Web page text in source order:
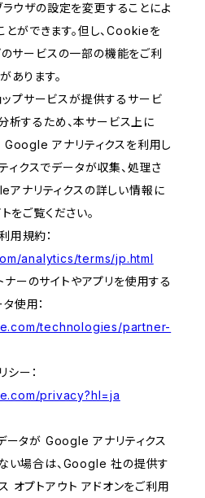
ラウザの設定を変更することによ
ができます。但し、Cookieを
のサービスの一部の機能をご利
あります。
ップサービスが提供するサービ
析するため、本サービス上に
アナリティクスを利用し
ィクスでデータが収集、処理さ
ナリティクスの詳しい情報に
をご覧ください。
用規約：
analytics/terms/jp.html
ーのサイトやアプリを使用する
使用：
technologies/partner-
ー：
privacy?hl=ja
ータが Google アナリティクス
い場合は、Google 社の提供す
オプトアウト アドオンをご利用